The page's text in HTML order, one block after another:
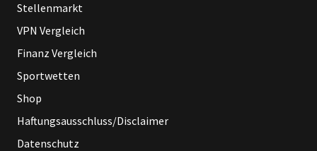
Stellenmarkt
VPN Vergleich
Finanz Vergleich
Sportwetten
Shop
Haftungsausschluss/Disclaimer
Datenschutz